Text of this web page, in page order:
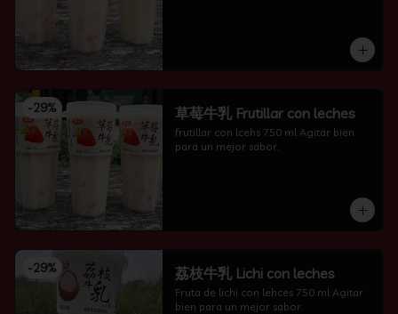
-29% 草莓牛乳 Frutillar con leches
frutillar con lcehs 750 ml Agitar bien
para un mejor sabor.
-29% 荔枝牛乳 Lichi con leches
Fruta de lichi con lehces 750 ml Agitar
bien para un mejor sabor.